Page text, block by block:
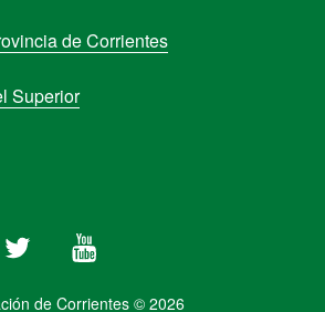
de Corrientes
Superior
de Corrientes © 2026